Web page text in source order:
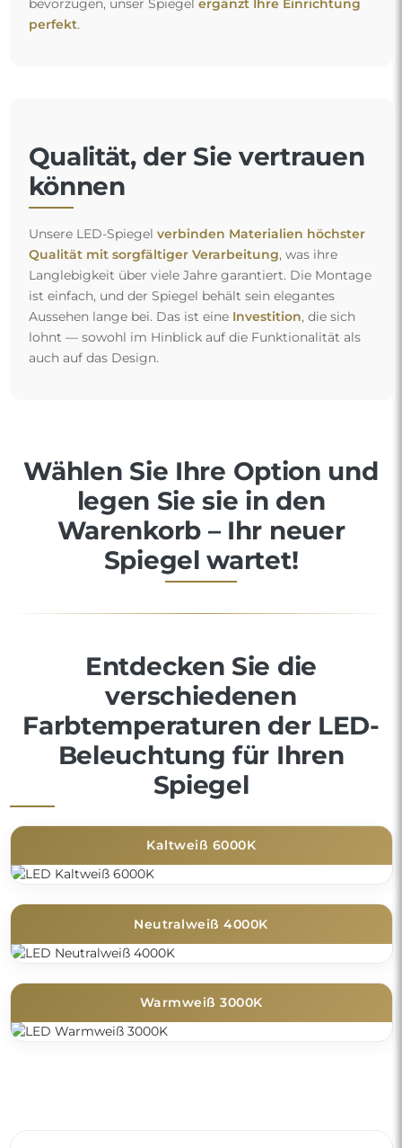
bevorzugen, unser Spiegel ergänzt Ihre Einrichtung
perfekt.
Qualität, der Sie vertrauen
können
Unsere LED-Spiegel verbinden Materialien höchster
Qualität mit sorgfältiger Verarbeitung, was ihre
Langlebigkeit über viele Jahre garantiert. Die Montage
ist einfach, und der Spiegel behält sein elegantes
Aussehen lange bei. Das ist eine Investition, die sich
lohnt — sowohl im Hinblick auf die Funktionalität als
auch auf das Design.
Wählen Sie Ihre Option und
legen Sie sie in den
Warenkorb – Ihr neuer
Spiegel wartet!
Entdecken Sie die
verschiedenen
Farbtemperaturen der LED-
Beleuchtung für Ihren
Spiegel
Kaltweiß 6000K
Neutralweiß 4000K
Warmweiß 3000K